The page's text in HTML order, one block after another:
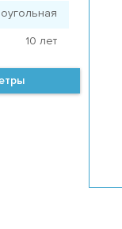
10 лет